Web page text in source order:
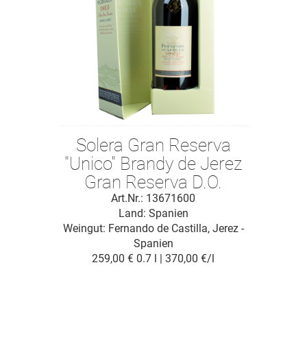
Solera Gran Reserva
"Unico" Brandy de Jerez
Gran Reserva D.O.
Art.Nr.: 13671600
Weingut: Fernando de Castilla, Jerez -
Spanien
Land: Spanien
259,00 € 0.7 l | 370,00 €/l